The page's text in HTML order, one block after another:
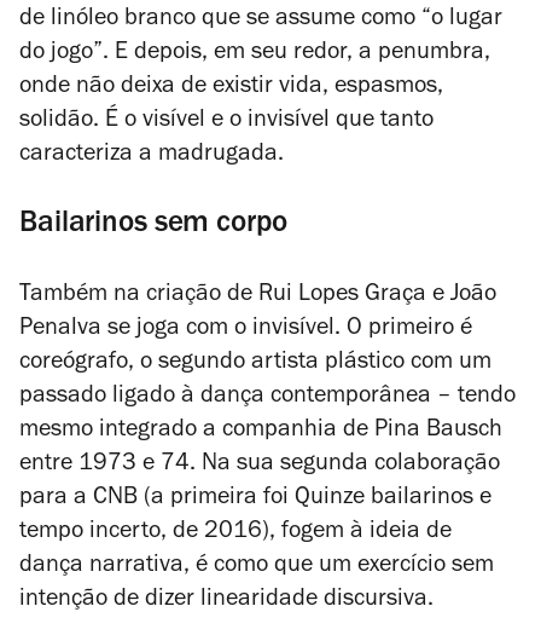
de linóleo branco que se assume como “o lugar
do jogo”. E depois, em seu redor, a penumbra,
onde não deixa de existir vida, espasmos,
solidão. É o visível e o invisível que tanto
caracteriza a madrugada.
Bailarinos sem corpo
Também na criação de Rui Lopes Graça e João
Penalva se joga com o invisível. O primeiro é
coreógrafo, o segundo artista plástico com um
passado ligado à dança contemporânea – tendo
mesmo integrado a companhia de Pina Bausch
entre 1973 e 74. Na sua segunda colaboração
para a CNB (a primeira foi Quinze bailarinos e
tempo incerto, de 2016), fogem à ideia de
dança narrativa, é como que um exercício sem
intenção de dizer linearidade discursiva.